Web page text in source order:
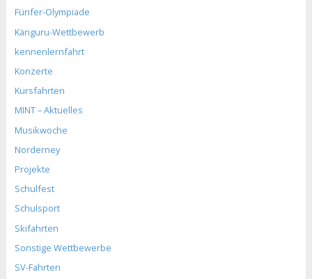
Fünfer-Olympiade
Känguru-Wettbewerb
kennenlernfahrt
Konzerte
Kursfahrten
MINT – Aktuelles
Musikwoche
Norderney
Projekte
Schulfest
Schulsport
Skifahrten
Sonstige Wettbewerbe
SV-Fahrten